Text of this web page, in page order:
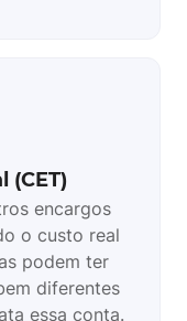
(CET)
encargos
o custo real
podem ter
diferentes
essa conta.